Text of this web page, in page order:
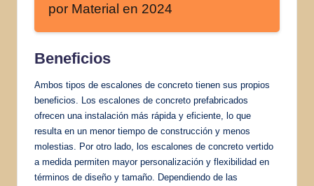
por Material en 2024
Beneficios
Ambos tipos de escalones de concreto tienen sus propios
beneficios. Los escalones de concreto prefabricados
ofrecen una instalación más rápida y eficiente, lo que
resulta en un menor tiempo de construcción y menos
molestias. Por otro lado, los escalones de concreto vertido
a medida permiten mayor personalización y flexibilidad en
términos de diseño y tamaño. Dependiendo de las